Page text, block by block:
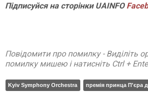
Підписуйся на сторінки UAINFO
Повідомити про помилку - Виділіть
помилку мишею і натисніть Ctrl +
Kyiv Symphony Orchestra премія принца П'єра